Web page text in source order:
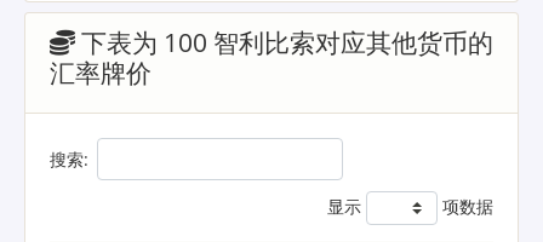
下表为 100 智利比索对应其他货币的
汇率牌价
搜索:
显示 项数据